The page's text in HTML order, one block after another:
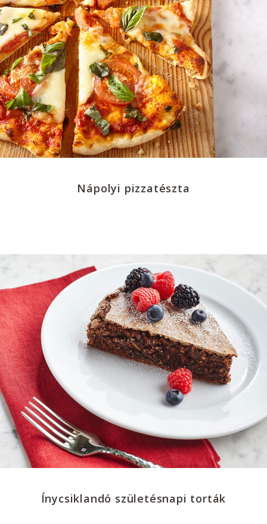
Nápolyi pizzatészta
Ínycsiklandó születésnapi torták